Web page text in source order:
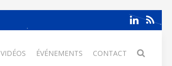
VIDÉOS ÉVÉNEMENTS CONTACT